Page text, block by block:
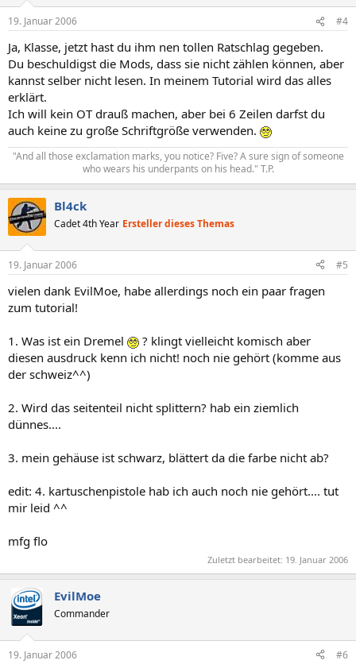
19. Januar 2006 #4
Ja, Klasse, jetzt hast du ihm nen tollen Ratschlag gegeben.
Du beschuldigst die Mods, dass sie nicht zählen können, aber
kannst selber nicht lesen. In meinem Tutorial wird das alles
erklärt.
Ich will kein OT drauß machen, aber bei 6 Zeilen darfst du
auch keine zu große Schriftgröße verwenden.
"And all those exclamation marks, you notice? Five? A sure sign of someone
who wears his underpants on his head." T.P.​
Bl4ck
Cadet 4th Year Ersteller dieses Themas
19. Januar 2006 #5
vielen dank EvilMoe, habe allerdings noch ein paar fragen
zum tutorial!
1. Was ist ein Dremel
? klingt vielleicht komisch aber
diesen ausdruck kenn ich nicht! noch nie gehört (komme aus
der schweiz^^)
2. Wird das seitenteil nicht splittern? hab ein ziemlich
dünnes....
3. mein gehäuse ist schwarz, blättert da die farbe nicht ab?
edit: 4. kartuschenpistole hab ich auch noch nie gehört.... tut
mir leid ^^
mfg flo
Zuletzt bearbeitet: 19. Januar 2006
EvilMoe
Commander
19. Januar 2006 #6